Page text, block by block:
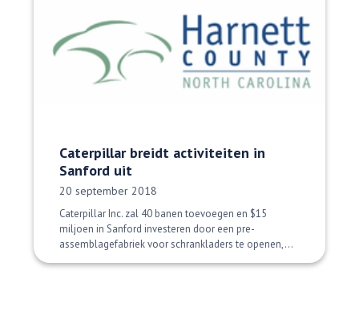
Caterpillar breidt activiteiten in
Sanford uit
Datum gepubliceerd:
20 september 2018
Caterpillar Inc. zal 40 banen toevoegen en $15
miljoen in Sanford investeren door een pre-
assemblagefabriek voor schrankladers te openen,...